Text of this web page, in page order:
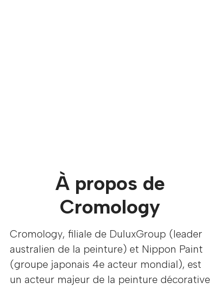
À propos de
Cromology
Cromology, filiale de DuluxGroup (leader
australien de la peinture) et Nippon Paint
(groupe japonais 4e acteur mondial), est
un acteur majeur de la peinture décorative